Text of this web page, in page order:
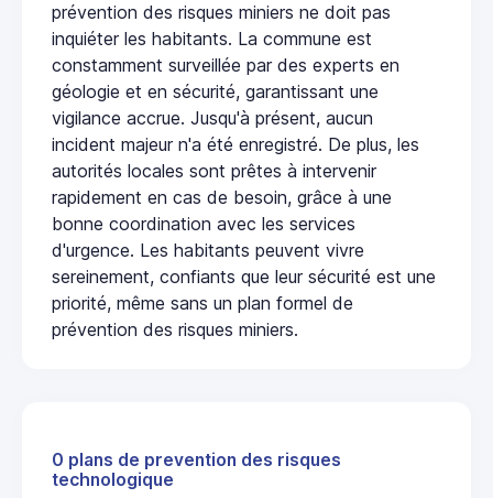
prévention des risques miniers ne doit pas
inquiéter les habitants. La commune est
constamment surveillée par des experts en
géologie et en sécurité, garantissant une
vigilance accrue. Jusqu'à présent, aucun
incident majeur n'a été enregistré. De plus, les
autorités locales sont prêtes à intervenir
rapidement en cas de besoin, grâce à une
bonne coordination avec les services
d'urgence. Les habitants peuvent vivre
sereinement, confiants que leur sécurité est une
priorité, même sans un plan formel de
prévention des risques miniers.
0 plans de prevention des risques
technologique